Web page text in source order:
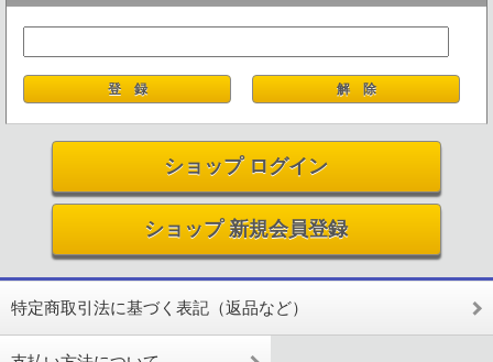
ショップ ログイン
ショップ 新規会員登録
特定商取引法に基づく表記（返品など）